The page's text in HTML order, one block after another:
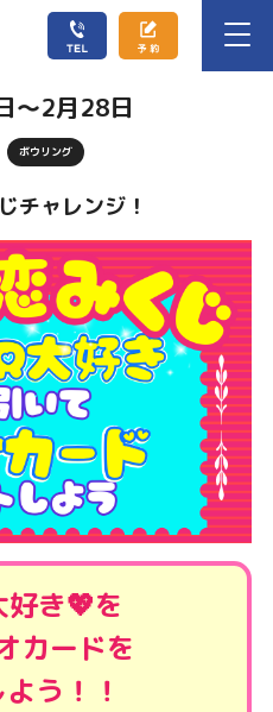
～2月28日
ボウリング
チャレンジ！
好き💖を
カードを
う！！